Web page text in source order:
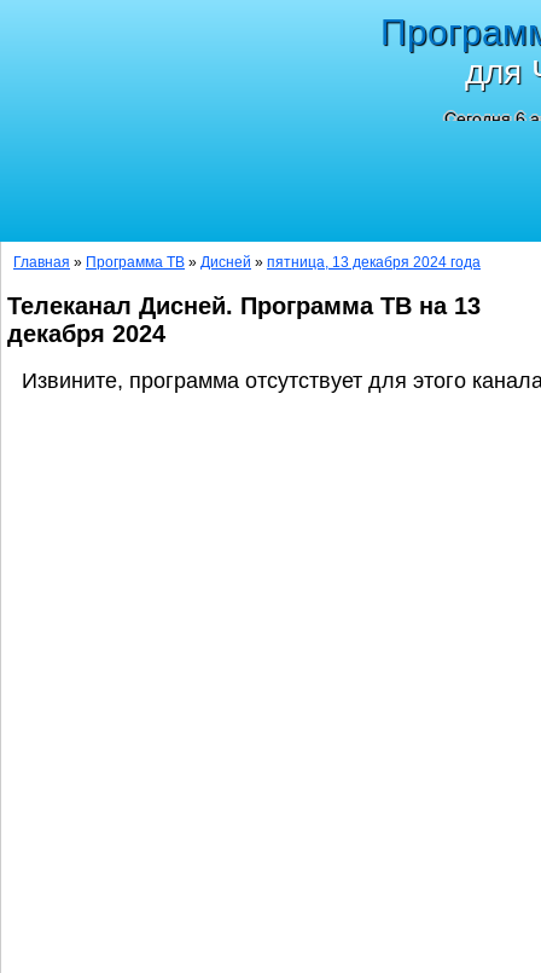
для
Сегодня 6
Главная » Программа ТВ » Дисней » пятница, 13 декабря 2024 года
Телеканал Дисней. Программа ТВ на 13
декабря 2024
Извините, программа отсутствует для этого